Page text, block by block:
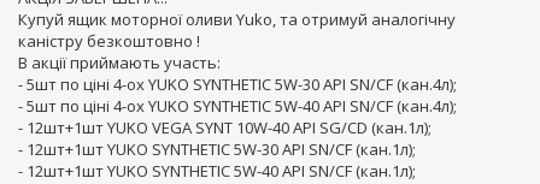
Купуй ящик моторної оливи Yuko, та отримуй аналогічну
каністру безкоштовно !
В акції приймають участь:
-5шт по ціні 4-ох YUKO SYNTHETIC 5W-30 API SN/CF (кан.4л);
- 5шт по ціні 4-ох YUKO SYNTHETIC 5W-40 API SN/CF (кан.4л);
- 12шт+1шт YUKO VEGA SYNT 10W-40 API SG/CD (кан.1л);
- 12шт+1шт YUKO SYNTHETIC 5W-30 API SN/CF (кан.1л);
- 12шт+1шт YUKO SYNTHETIC 5W-40 API SN/CF (кан.1л);